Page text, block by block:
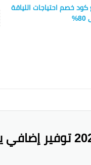
خصم احتياجات اللياقة